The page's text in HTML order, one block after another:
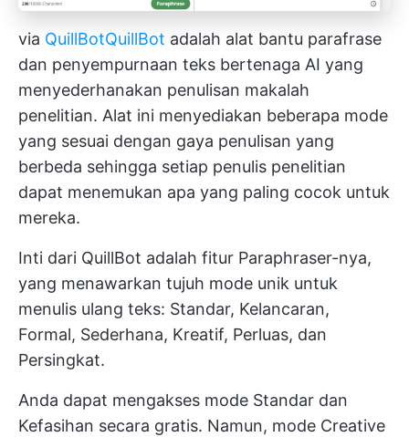
via QuillBotQuillBot adalah alat bantu parafrase
dan penyempurnaan teks bertenaga AI yang
menyederhanakan penulisan makalah
penelitian. Alat ini menyediakan beberapa mode
yang sesuai dengan gaya penulisan yang
berbeda sehingga setiap penulis penelitian
dapat menemukan apa yang paling cocok untuk
mereka.
Inti dari QuillBot adalah fitur Paraphraser-nya,
yang menawarkan tujuh mode unik untuk
menulis ulang teks: Standar, Kelancaran,
Formal, Sederhana, Kreatif, Perluas, dan
Persingkat.
Anda dapat mengakses mode Standar dan
Kefasihan secara gratis. Namun, mode Creative